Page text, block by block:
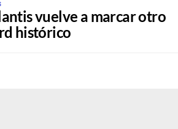
vuelve a marcar otro
histórico